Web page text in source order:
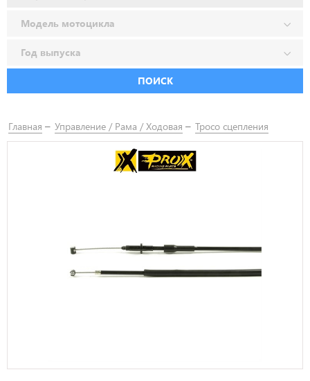
ПОИСК
Главная Управление / Рама / Ходовая Тросо сцепления